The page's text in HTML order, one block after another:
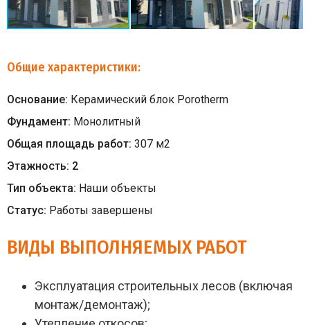
Общие характеристики:
Основание: Керамический блок Porotherm
Фундамент: Монолитный
Общая площадь работ: 307 м2
Этажность: 2
Тип объекта: Наши объекты
Статус: Работы завершены
ВИДЫ ВЫПОЛНЯЕМЫХ РАБОТ
Эксплуатация строительных лесов (включая
монтаж/демонтаж);